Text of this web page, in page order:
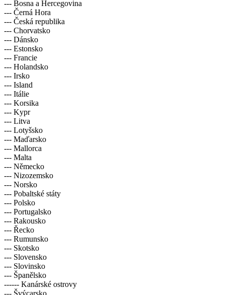
--- Bosna a Hercegovina
--- Černá Hora
--- Česká republika
--- Chorvatsko
--- Dánsko
--- Estonsko
--- Francie
--- Holandsko
--- Irsko
--- Island
--- Itálie
--- Korsika
--- Kypr
--- Litva
--- Lotyšsko
--- Maďarsko
--- Mallorca
--- Malta
--- Německo
--- Nizozemsko
--- Norsko
--- Pobaltské státy
--- Polsko
--- Portugalsko
--- Rakousko
--- Řecko
--- Rumunsko
--- Skotsko
--- Slovensko
--- Slovinsko
--- Španělsko
------ Kanárské ostrovy
--- Švýcarsko